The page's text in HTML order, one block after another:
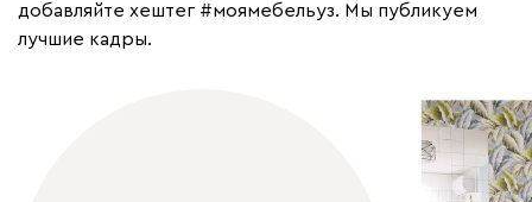
добавляйте хештег #моямебельуз. Мы публикуем
лучшие кадры.